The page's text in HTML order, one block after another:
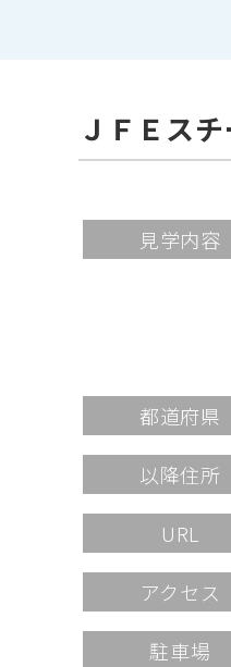
ＪＦＥス
見学内容
都道府県
以降住所
URL
アクセス
駐車場